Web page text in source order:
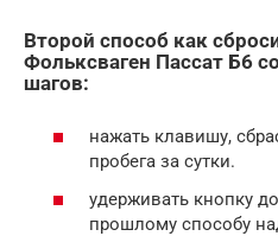
Второй способ как
Фольксваген Пассат Б6
шагов:
нажать клавишу,
пробега за сутки.
удерживать кнопку
прошлому способу